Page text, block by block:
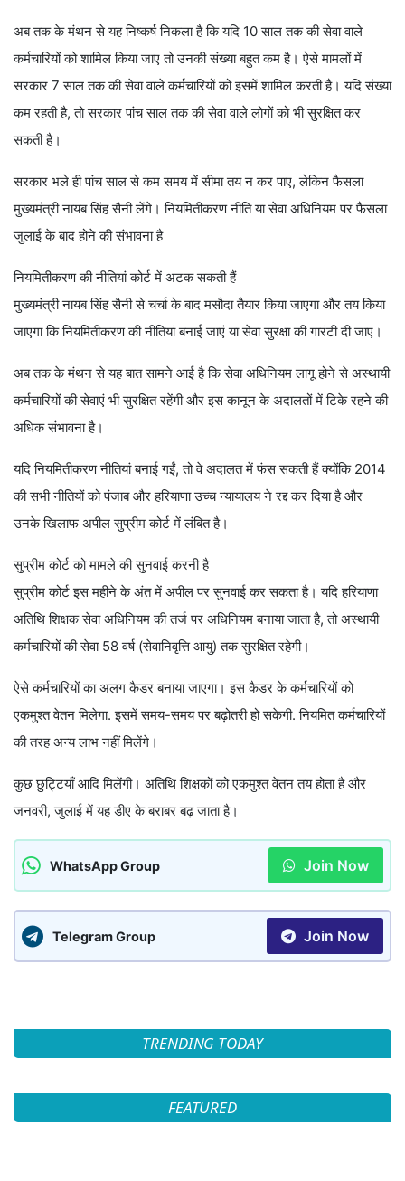
अब तक के मंथन से यह निष्कर्ष निकला है कि यदि 10 साल तक की सेवा वाले
कर्मचारियों को शामिल किया जाए तो उनकी संख्या बहुत कम है। ऐसे मामलों में
सरकार 7 साल तक की सेवा वाले कर्मचारियों को इसमें शामिल करती है। यदि संख्या
कम रहती है, तो सरकार पांच साल तक की सेवा वाले लोगों को भी सुरक्षित कर
सकती है।
सरकार भले ही पांच साल से कम समय में सीमा तय न कर पाए, लेकिन फैसला
मुख्यमंत्री नायब सिंह सैनी लेंगे। नियमितीकरण नीति या सेवा अधिनियम पर फैसला
जुलाई के बाद होने की संभावना है
नियमितीकरण की नीतियां कोर्ट में अटक सकती हैं
मुख्यमंत्री नायब सिंह सैनी से चर्चा के बाद मसौदा तैयार किया जाएगा और तय किया
जाएगा कि नियमितीकरण की नीतियां बनाई जाएं या सेवा सुरक्षा की गारंटी दी जाए।
अब तक के मंथन से यह बात सामने आई है कि सेवा अधिनियम लागू होने से अस्थायी
कर्मचारियों की सेवाएं भी सुरक्षित रहेंगी और इस कानून के अदालतों में टिके रहने की
अधिक संभावना है।
यदि नियमितीकरण नीतियां बनाई गईं, तो वे अदालत में फंस सकती हैं क्योंकि 2014
की सभी नीतियों को पंजाब और हरियाणा उच्च न्यायालय ने रद्द कर दिया है और
उनके खिलाफ अपील सुप्रीम कोर्ट में लंबित है।
सुप्रीम कोर्ट को मामले की सुनवाई करनी है
सुप्रीम कोर्ट इस महीने के अंत में अपील पर सुनवाई कर सकता है। यदि हरियाणा
अतिथि शिक्षक सेवा अधिनियम की तर्ज पर अधिनियम बनाया जाता है, तो अस्थायी
कर्मचारियों की सेवा 58 वर्ष (सेवानिवृत्ति आयु) तक सुरक्षित रहेगी।
ऐसे कर्मचारियों का अलग कैडर बनाया जाएगा। इस कैडर के कर्मचारियों को
एकमुश्त वेतन मिलेगा. इसमें समय-समय पर बढ़ोतरी हो सकेगी. नियमित कर्मचारियों
की तरह अन्य लाभ नहीं मिलेंगे।
कुछ छुट्टियाँ आदि मिलेंगी। अतिथि शिक्षकों को एकमुश्त वेतन तय होता है और
जनवरी, जुलाई में यह डीए के बराबर बढ़ जाता है।
WhatsApp Group Join Now
Telegram Group Join Now
TRENDING TODAY
FEATURED